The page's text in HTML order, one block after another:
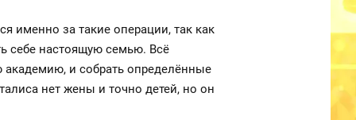
именно за такие операции, так как
себе настоящую семью. Всё
академию, и собрать определённые
нет жены и точно детей, но он